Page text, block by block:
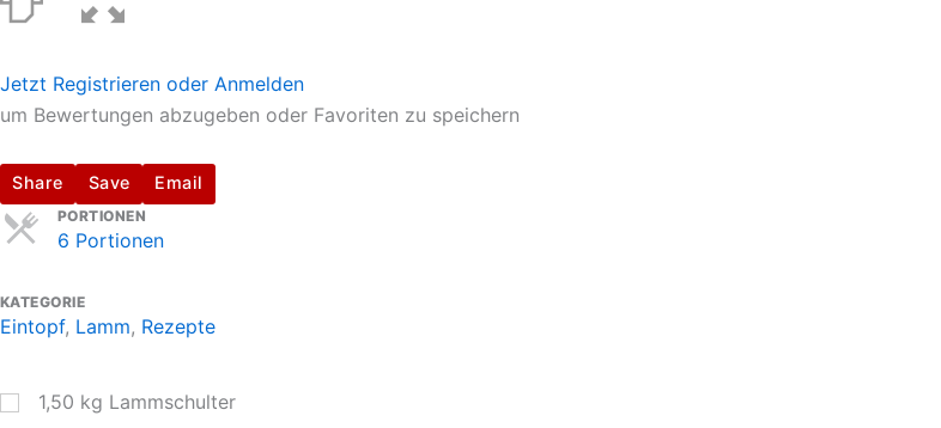
Jetzt Registrieren oder Anmelden
um Bewertungen abzugeben oder Favoriten zu speichern
Share Save Email
PORTIONEN
6 Portionen
KATEGORIE
Eintopf, Lamm, Rezepte
1,50 kg Lammschulter